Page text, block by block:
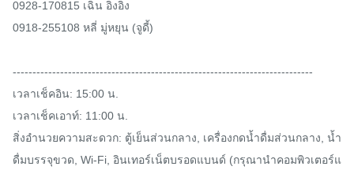
0928-170815 เฉิน อิงอิง
0918-255108 หลี่ มู่หยุน (จูดี้)
----------------------------------------------------------------------------
เวลาเช็คอิน: 15:00 น.
เวลาเช็คเอาท์: 11:00 น.
สิ่งอำนวยความสะดวก: ตู้เย็นส่วนกลาง, เครื่องกดน้ำดื่มส่วนกลาง, น้ำ
ดื่มบรรจุขวด, Wi-Fi, อินเทอร์เน็ตบรอดแบนด์ (กรุณานำคอมพิวเตอร์แ